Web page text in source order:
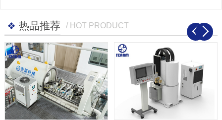
热品推荐 / HOT PRODUCT